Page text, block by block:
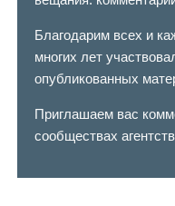
Благодарим всех и
многих лет
опубликованных
Приглашаем вас
сообществах